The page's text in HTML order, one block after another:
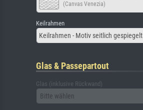
(Canvas Venezia)
Keilrahmen
Keilrahmen - Motiv seitlich gespiegelt
Glas & Passepartout
Glas (inklusive Rückwand)
Bitte wählen